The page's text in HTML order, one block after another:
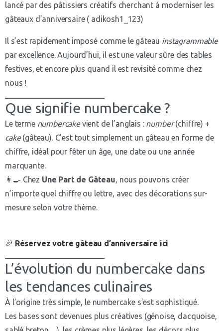
lancé par des pâtissiers créatifs cherchant à moderniser les
gâteaux d’anniversaire ( adikosh1_123)
Il s’est rapidement imposé comme le gâteau instagrammable
par excellence. Aujourd’hui, il est une valeur sûre des tables
festives, et encore plus quand il est revisité comme chez
nous !
Que signifie numbercake ?
Le terme numbercakevient de l’anglais : number(chiffre) +
cake(gâteau). C’est tout simplement un gâteau en forme de
chiffre, idéal pour fêter un âge, une date ou une année
marquante.
👩‍🍳 Chez Une Part de Gâteau, nous pouvons créer
n’importe quel chiffre ou lettre, avec des décorations sur-
mesure selon votre thème.
🎉 Réservez votre gâteau d’anniversaire ici
L’évolution du numbercake dans
les tendances culinaires
À l’origine très simple, le numbercake s’est sophistiqué.
Les bases sont devenues plus créatives (génoise, dacquoise,